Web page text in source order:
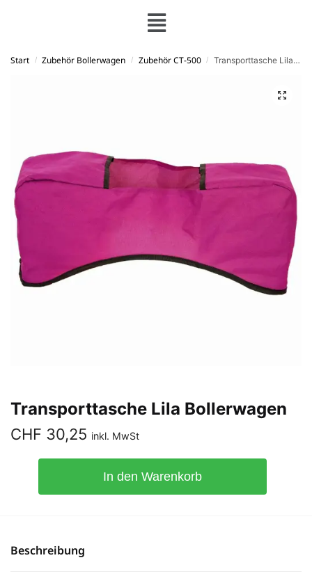
Start / Zubehör Bollerwagen / Zubehör CT-500 / Transporttasche Lila Bollerwagen
Transporttasche Lila Bollerwagen
CHF 30,25 inkl. MwSt
In den Warenkorb
Beschreibung